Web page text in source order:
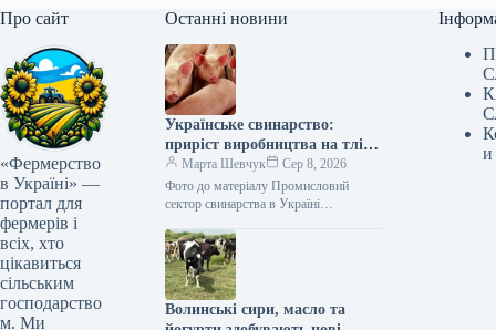
Про сайт
«Фермерство
в Україні» —
портал для
фермерів і
всіх, хто
цікавиться
сільським
господарство
м. Ми
Останні новини
Українське свинарство:
приріст виробництва на тлі
зменшення поголів’я
Марта Шевчук
Сер 8, 2026
Фото до матеріалу Промисловий
сектор свинарства в Україні
загального скорочення поголів’я
свиней у країні. За…
Волинські сири, масло та
и